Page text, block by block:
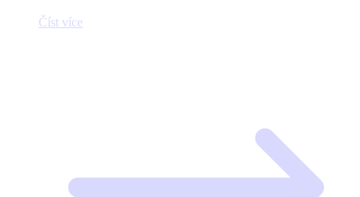
Číst více